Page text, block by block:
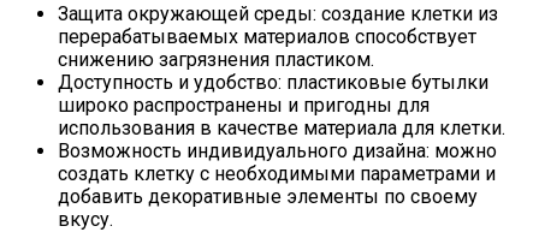
Защита окружающей среды: создание клетки из
перерабатываемых материалов способствует
снижению загрязнения пластиком.
Доступность и удобство: пластиковые бутылки
широко распространены и пригодны для
использования в качестве материала для клетки.
Возможность индивидуального дизайна: можно
создать клетку с необходимыми параметрами и
добавить декоративные элементы по своему
вкусу.